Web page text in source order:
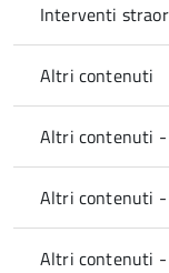
Interventi
Altri contenuti
Altri contenuti
Altri contenuti
Altri contenuti -